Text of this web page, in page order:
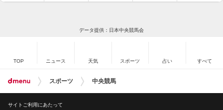
データ提供：日本中央競馬会
TOP ニュース 天気 スポーツ 占い すべて
スポーツ 中央競馬
サイトご利用にあたって